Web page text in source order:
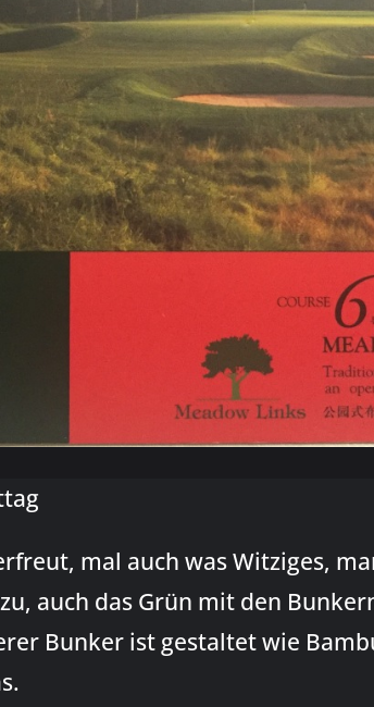
mal auch was Witziges,
auch das Grün mit den
Bunker ist gestaltet wie